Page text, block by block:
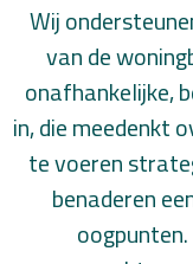
Wij
van de
onafhankelijke,
in, die meedenkt
te voeren
benaderen